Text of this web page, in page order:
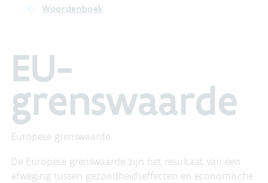
Woordenboek
EU-
grenswaarde
Europese grenswaarde
De Europese grenswaarde zijn het resultaat van een
afweging tussen gezondheidseffecten en economische